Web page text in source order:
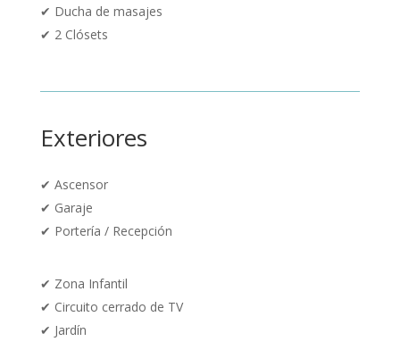
✔ Ducha de masajes
✔ 2 Clósets
Exteriores
✔ Ascensor
✔ Garaje
✔ Portería / Recepción
✔ Zona Infantil
✔ Circuito cerrado de TV
✔ Jardín